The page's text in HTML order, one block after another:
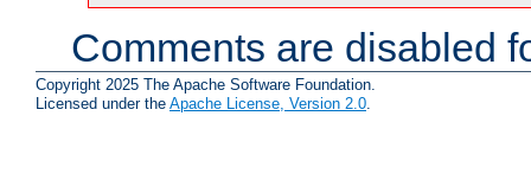
Comments are disabled
Copyright 2025 The Apache Software Foundation.
Licensed under the Apache License, Version 2.0.